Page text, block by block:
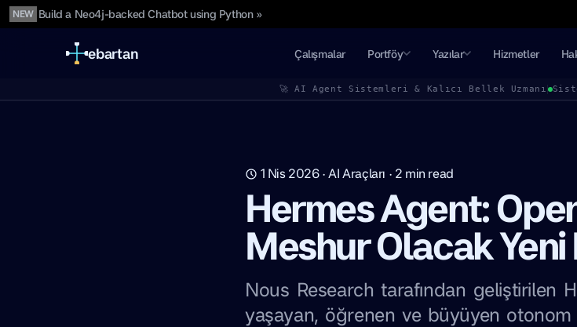
NEW Build a Neo4j-backed Chatbot using Python »
ebartan Çalışmalar Portföy Yazılar Hizmetler
🚀 AI Agent Sistemleri & Kalıcı Bellek Uzmanı
1 Nis 2026·AI Araçları · 2 min read
Hermes Agent:
Meshur Olacak
Nous Research tarafından geliştirilen
yaşayan, öğrenen ve büyüyen otonom